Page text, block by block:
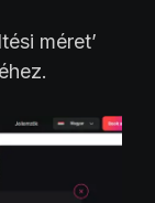
méret’